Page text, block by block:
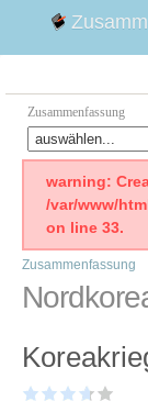
Zusammenfassung
Faust
Willhelm Tell
Emilia Galotti
1. Weltkrieg
Weimarer Republik
Die Räuber
warning:
/var/www/
on line 33.
Zusammenfassung